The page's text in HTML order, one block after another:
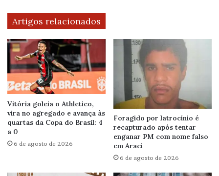
Artigos relacionados
Vitória goleia o Athletico,
vira no agregado e avança às
quartas da Copa do Brasil: 4
a 0
6 de agosto de 2026
Foragido por latrocínio é
recapturado após tentar
enganar PM com nome falso
em Araci
6 de agosto de 2026